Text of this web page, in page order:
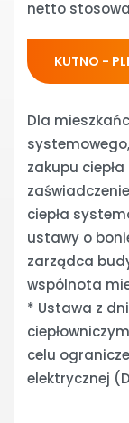
netto
KUTNO -
Dla
zakupu
ciepła
ustawy o
zarządca
wspólnota
* Ustawa z
celu
elektrycznej